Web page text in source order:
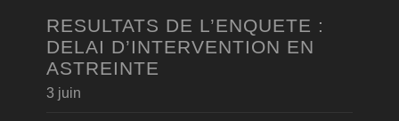
RESULTATS DE L’ENQUETE :
DELAI D’INTERVENTION EN
ASTREINTE
3 juin